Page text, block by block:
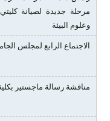
وعلوم البيئة
الاجتماع الرابع لمجلس الجامعة